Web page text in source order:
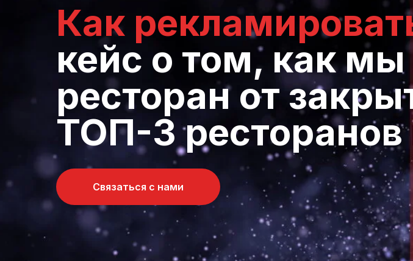
Как
кейс о том, как мы
ресторан от
ТОП-3 ресторанов
Связаться с нами